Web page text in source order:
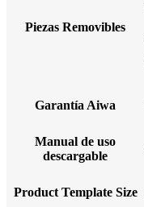
Piezas Removibles
Garantía Aiwa
Manual de uso
descargable
Product Template Size